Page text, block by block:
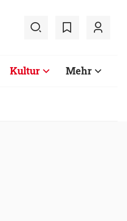
Kultur Mehr